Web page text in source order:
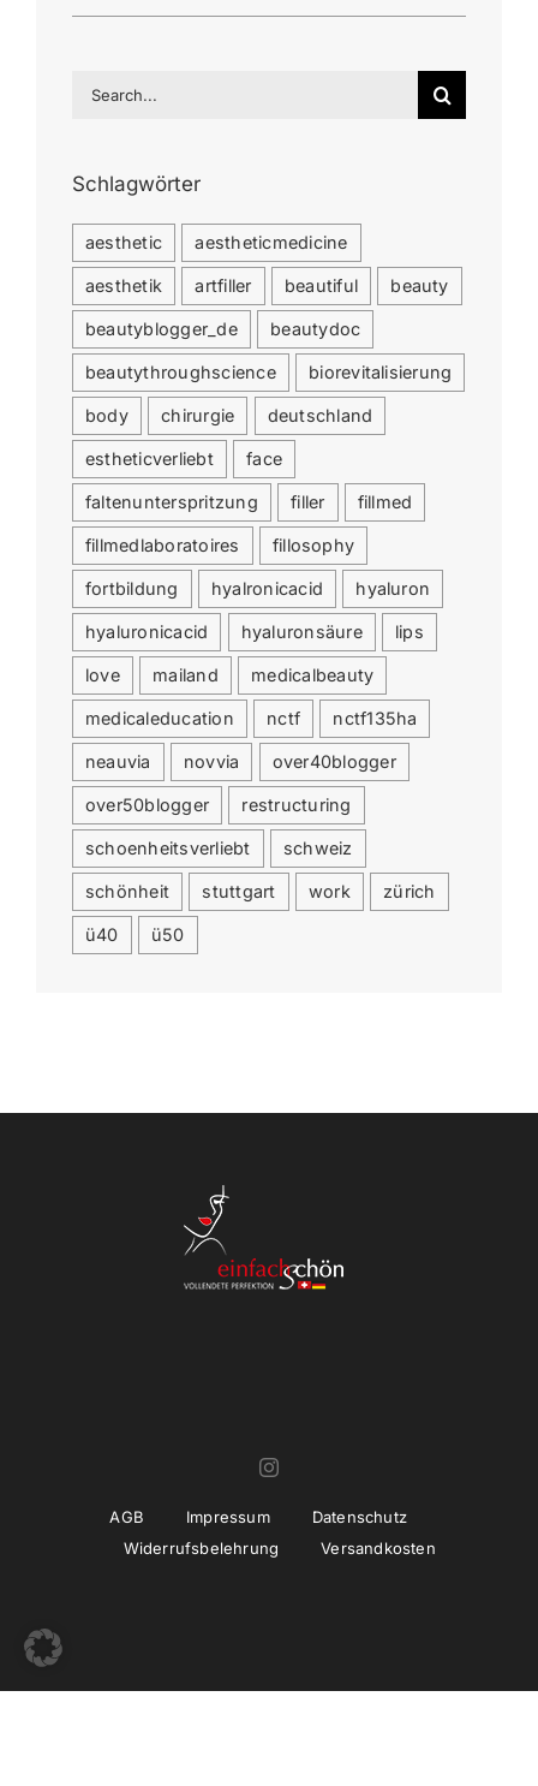
Search
Schlagwörter
aesthetic aestheticmedicine
aesthetik artfiller beautiful beauty
beautyblogger_de beautydoc
beautythroughscience biorevitalisierung
body chirurgie deutschland
estheticverliebt face
faltenunterspritzung filler fillmed
fillmedlaboratoires fillosophy
fortbildung hyalronicacid hyaluron
hyaluronicacid hyaluronsäure lips
love mailand medicalbeauty
medicaleducation nctf nctf135ha
neauvia novvia over40blogger
over50blogger restructuring
schoenheitsverliebt schweiz
schönheit stuttgart work zürich
ü40 ü50
AGB Impressum
Datenschutz
Widerrufsbelehrung
Versandkosten